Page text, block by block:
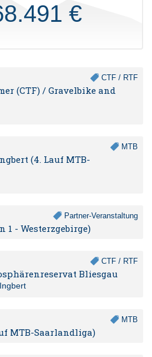
€
CTF / RTF
(CTF) / Gravelbike and
MTB
(4. Lauf MTB-
Partner-Veranstaltung
1 - Westerzgebirge)
CTF / RTF
Bliesgau
MTB
MTB-Saarlandliga)